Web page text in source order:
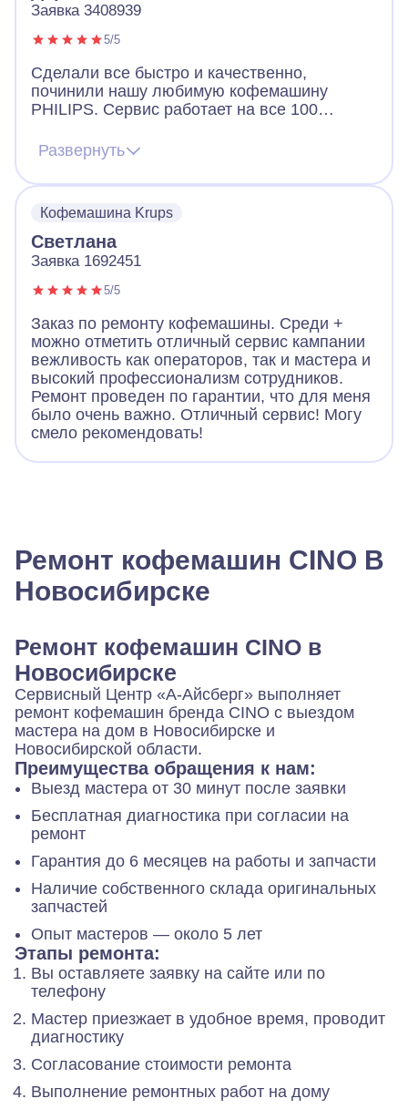
Заявка 3408939
5/5
Сделали все быстро и качественно,
починили нашу любимую кофемашину
PHILIPS. Сервис работает на все 100
проблему и забрали на ремонт. Благодарим
«А-Айсберг» за организованную и успешную
работу. Вот уже несколько месяцев
работает и без всяких нареканий !!!!! Ещё
раз хотим сказать вам огромное спасибо )
Развернуть
Кофемашина Krups
Светлана
Заявка 1692451
5/5
Заказ по ремонту кофемашины. Среди +
можно отметить отличный сервис кампании
вежливость как операторов, так и мастера и
высокий профессионализм сотрудников.
Ремонт проведен по гарантии, что для меня
было очень важно. Отличный сервис! Могу
смело рекомендовать!
Ремонт кофемашин CINO В
Новосибирске
Ремонт кофемашин CINO в
Новосибирске
Сервисный Центр «А‑Айсберг» выполняет
ремонт кофемашин бренда CINO с выездом
мастера на дом в Новосибирске и
Новосибирской области.
Преимущества обращения к нам:
Выезд мастера от 30 минут после заявки
Бесплатная диагностика при согласии на
ремонт
Гарантия до 6 месяцев на работы и запчасти
Наличие собственного склада оригинальных
запчастей
Опыт мастеров — около 5 лет
Этапы ремонта:
Вы оставляете заявку на сайте или по
телефону
Мастер приезжает в удобное время, проводит
диагностику
Согласование стоимости ремонта
Выполнение ремонтных работ на дому